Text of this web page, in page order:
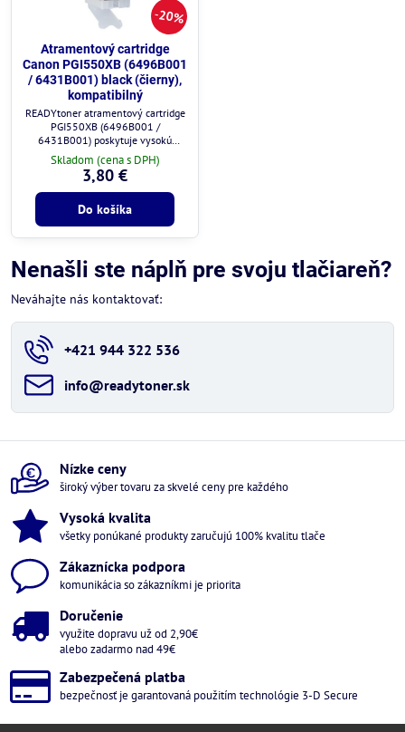
20%
Atramentový cartridge
Canon PGI550XB (6496B001
/ 6431B001) black (čierny),
kompatibilný
READYtoner atramentový cartridge
PGI550XB (6496B001 /
6431B001) poskytuje vysokú
kvalitu tlače a plnú kompatibilitu s
tlačiarňami Canon.
Skladom (cena s DPH)
3,80 €
Do košíka
Nenašli ste náplň pre svoju tlačiareň?
Neváhajte nás kontaktovať:
+421 944 322 536
info​@readytoner​.sk
Nízke ceny
široký výber tovaru za skvelé ceny pre každého
Vysoká kvalita
všetky ponúkané produkty zaručujú 100% kvalitu tlače
Zákaznícka podpora
komunikácia so zákazníkmi je priorita
Doručenie
využite dopravu už od 2,90€
alebo zadarmo nad 49€
Zabezpečená platba
bezpečnosť je garantovaná použitím technológie 3-D Secure